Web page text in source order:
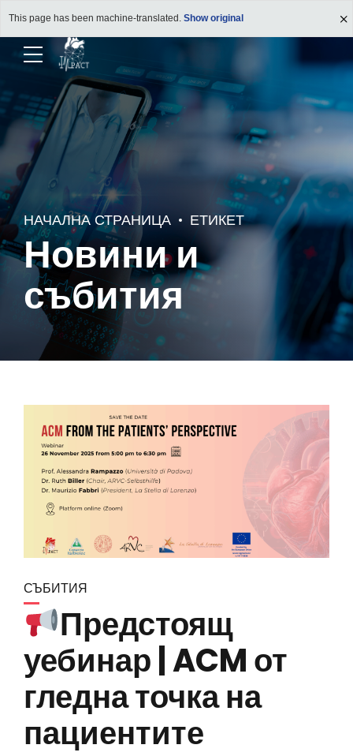
This page has been machine-translated. Show original
НАЧАЛНА СТРАНИЦА ЕТИКЕТ
Новини и
събития
СЪБИТИЯ
Предстоящ
уебинар | ACM от
гледна точка на
пациентите